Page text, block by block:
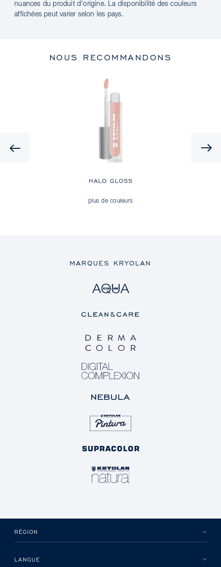
nuances du produit d'origine. La disponibilité des couleurs
affichées peut varier selon les pays.
NOUS RECOMMANDONS
Previous
HALO GLOSS
plus de couleurs
MARQUES KRYOLAN
RÉGION
LANGUE